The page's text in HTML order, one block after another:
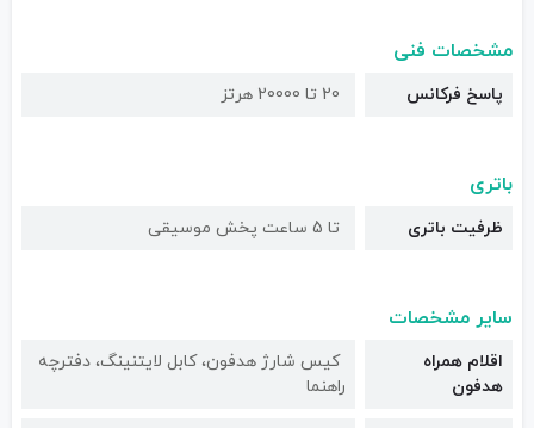
مشخصات فنی
پاسخ فرکانس 20 تا 20000 هرتز
باتری
ظرفیت باتری تا 5 ساعت پخش موسیقی
سایر مشخصات
اقلام همراه
هدفون
کیس شارژ هدفون، کابل لایتنینگ، دفترچه
راهنما